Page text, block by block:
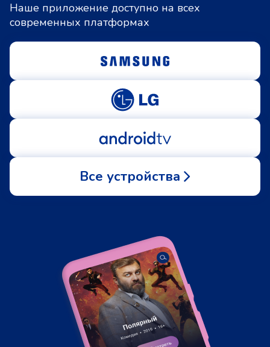
Наше приложение доступно на всех
современных платформах
Все устройства